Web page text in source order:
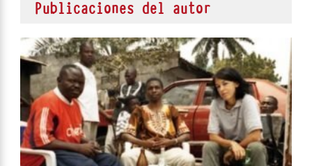
Publicaciones del autor